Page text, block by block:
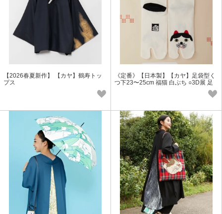
【2026春夏新作】 【カヤ】鶴寿トッ
プス
《定番》【日本製】【カヤ】足袋型く
つ下23〜25cm 福猫 白ぶち ○3D展 足